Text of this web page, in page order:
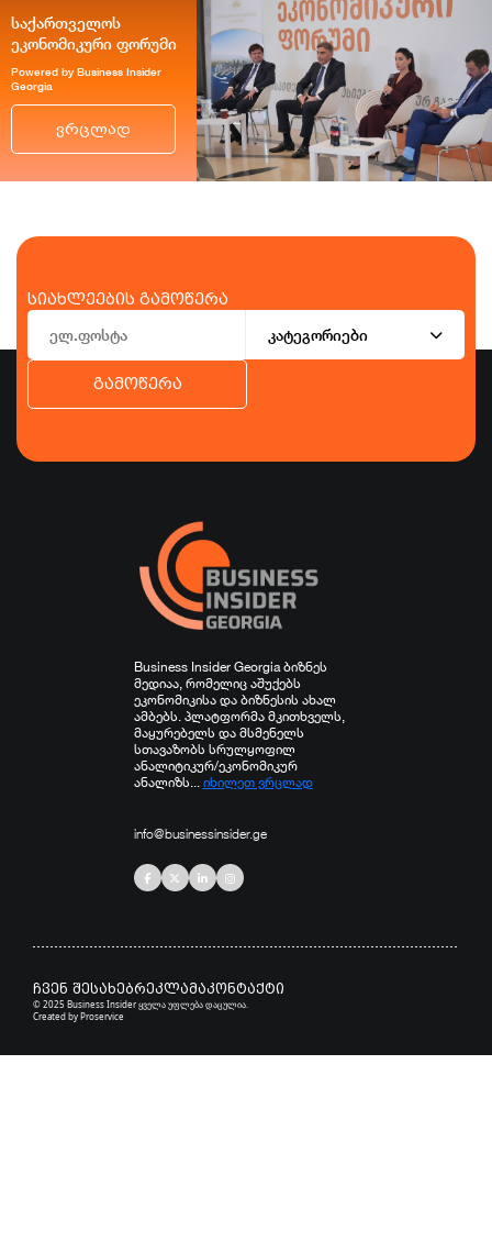
საქართველოს
ეკონომიკური ფორუმი
Powered by Business Insider
Georgia
ვრცლად
სიახლეების გამოწერა
კატეგორიები
გამოწერა
Business Insider Georgia ბიზნეს
მედიაა, რომელიც აშუქებს
ეკონომიკისა და ბიზნესის ახალ
ამბებს. პლატფორმა მკითხველს,
მაყურებელს და მსმენელს
სთავაზობს სრულყოფილ
ანალიტიკურ/ეკონომიკურ
ანალიზს... იხილეთ ვრცლად
info@businessinsider.ge
ჩვენ შესახებრეკლამაკონტაქტი
© 2025 Business Insider ყველა უფლება დაცულია.
Created byProservice